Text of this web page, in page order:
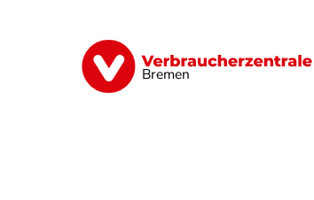
Bremen
Finanzen Digitales